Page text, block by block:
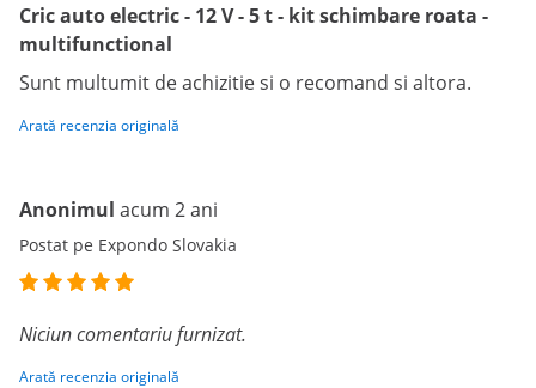
Cric auto electric - 12 V - 5 t - kit schimbare roata -
multifunctional
Sunt multumit de achizitie si o recomand si altora.
Arată recenzia originală
Anonimul acum 2 ani
Postat pe Expondo Slovakia
Niciun comentariu furnizat.
Arată recenzia originală